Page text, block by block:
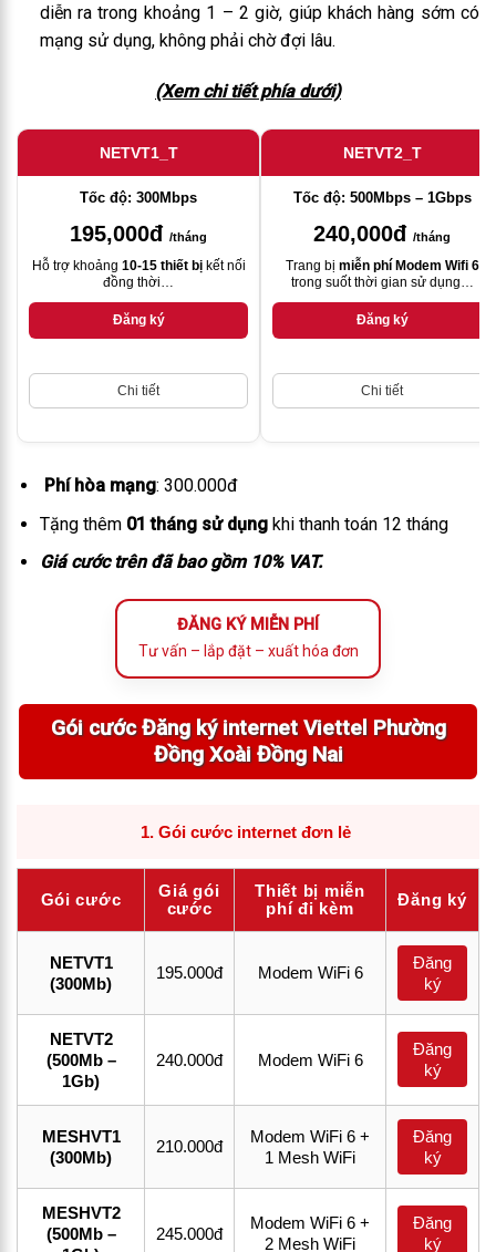
diễn ra trong khoảng 1 – 2 giờ, giúp khách hàng sớm có
mạng sử dụng, không phải chờ đợi lâu.
(Xem chi tiết phía dưới)
NETVT1_T
Tốc độ: 300Mbps
195,000đ /tháng
Hỗ trợ khoảng 10-15 thiết bịkết nối
đồng thời…
Đăng ký
Chi tiết
NETVT2_T
Tốc độ: 500Mbps – 1Gbps
240,000đ /tháng
Trang bị miễn phí Modem Wifi 6
trong suốt thời gian sử dụng…
Đăng ký
Chi tiết
Phí hòa mạng: 300.000đ
Tặng thêm 01 tháng sử dụngkhi thanh toán 12 tháng
Giá cước trên đã bao gồm 10% VAT.
ĐĂNG KÝ MIỄN PHÍ
Tư vấn – lắp đặt – xuất hóa đơn
Gói cước Đăng ký internet Viettel Phường
Đồng Xoài Đồng Nai
1. Gói cước internet đơn lẻ
Gói cước
Giá gói
cước
Thiết bị miễn
phí đi kèm
Đăng ký
NETVT1
(300Mb)
195.000đ Modem WiFi 6
Đăng
ký
NETVT2
(500Mb –
1Gb)
240.000đ Modem WiFi 6
Đăng
ký
MESHVT1
(300Mb)
210.000đ
Modem WiFi 6 +
1 Mesh WiFi
Đăng
ký
MESHVT2
(500Mb –
245.000đ
Modem WiFi 6 +
2 Mesh WiFi
Đăng
ký